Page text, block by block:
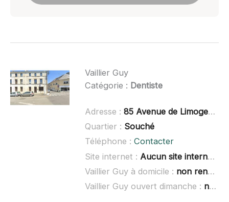
Vaillier Guy
Catégorie : Dentiste
Adresse : 85 Avenue de Limoges, 79000 Niort
Quartier : Souché
Téléphone : Contacter
Site internet : Aucun site internet connu
Vaillier Guy à domicile : non renseigné
Vaillier Guy ouvert dimanche : non renseigné